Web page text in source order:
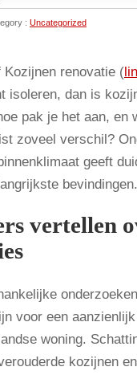
: Uncategorized
renovatie (
isoleren, dan is
pak je het aan,
zoveel verschil?
geeft
bevindingen.
vertellen
voor een
woning.
kozijnen